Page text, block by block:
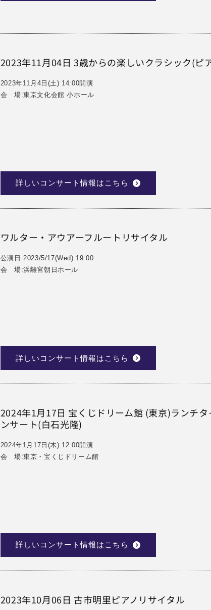
2023年11月04日 3歳からの楽しいクラシック(ピ
2023年11月4日(土) 14:00開演
会 場:東京文化会館 小ホール
詳しいコンサート情報はこちら
ワルター・アウアーフルートリサイタル
公演日:2023/5/17(Wed) 19:00
会 場:浜離宮朝日ホール
詳しいコンサート情報はこちら
2024年1月17日 宝くじドリーム館 (東京)ランチ
ンサート(白石光隆)
2024年1月17日(木) 12:00開演
会 場:東京・宝くじドリーム館
詳しいコンサート情報はこちら
2023年10月06日 古市明里ピアノリサイタル